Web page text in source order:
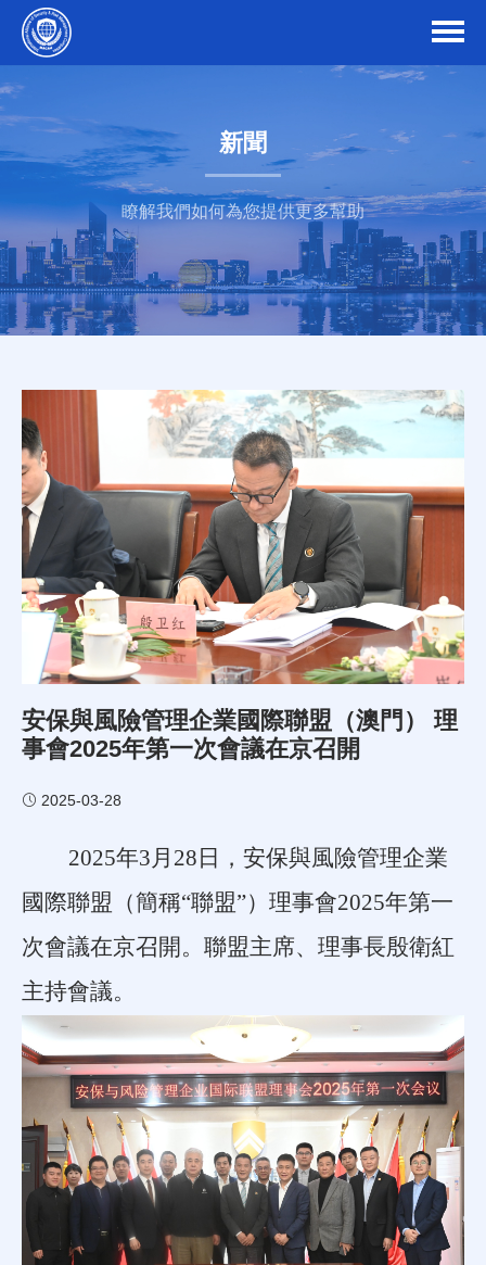
新聞
瞭解我們如何為您提供更多幫助
安保與風險管理企業國際聯盟（澳門） 理
事會2025年第一次會議在京召開
2025-03-28
2025年3月 28 日，安保與風險管理企業
國際聯盟（簡稱“聯盟”）理事會2025年第一
次會議在京召開。聯盟主席、理事長殷衛紅
主持會議。